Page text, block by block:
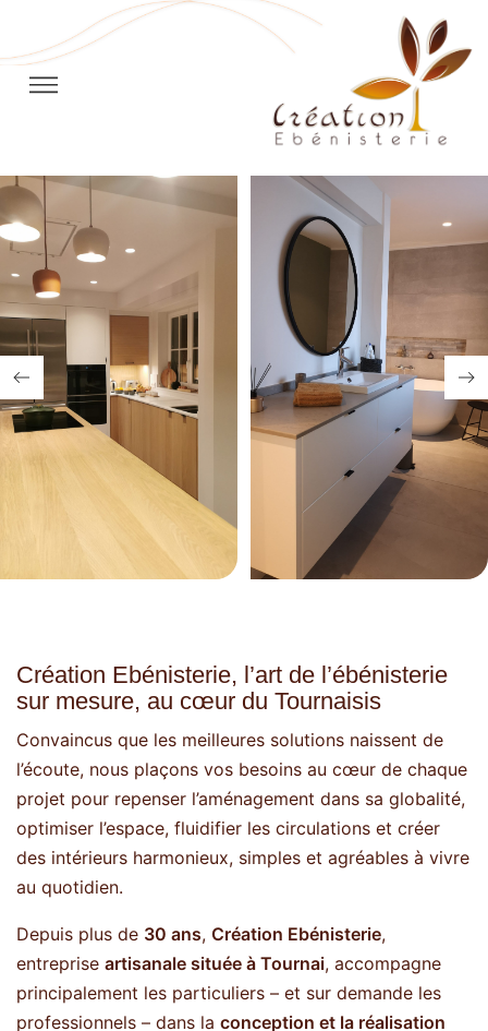
Création Ebénisterie, l’art de l’ébénisterie
sur mesure, au cœur du Tournaisis
Convaincus que les meilleures solutions naissent de
l’écoute, nous plaçons vos besoins au cœur de chaque
projet pour repenser l’aménagement dans sa globalité,
optimiser l’espace, fluidifier les circulations et créer
des intérieurs harmonieux, simples et agréables à vivre
au quotidien.
Depuis plus de 30 ans, Création Ebénisterie,
entreprise artisanale située à Tournai, accompagne
principalement les particuliers – et sur demande les
professionnels – dans la conception et la réalisation